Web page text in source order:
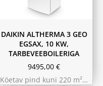
DAIKIN ALTHERMA 3 GEO
EGSAX, 10 KW,
TARBEVEEBOILERIGA
9495,00 €
Köetav pind kuni 220 m²…